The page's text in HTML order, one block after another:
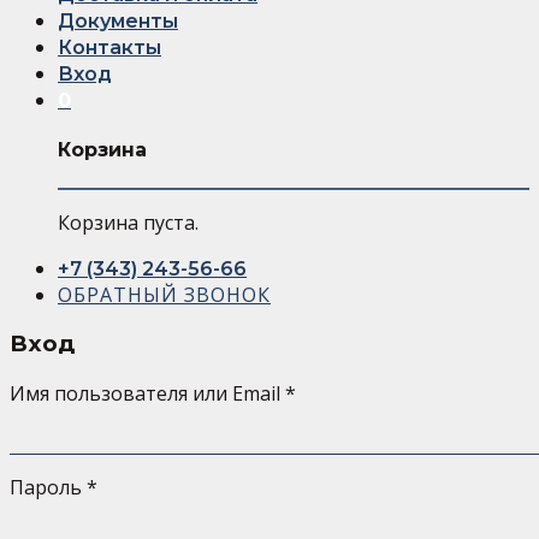
Документы
Контакты
Вход
Корзина
Корзина пуста.
+7 (343) 243-56-66
ОБРАТНЫЙ ЗВОНОК
Вход
Имя пользователя или Email *
Пароль *